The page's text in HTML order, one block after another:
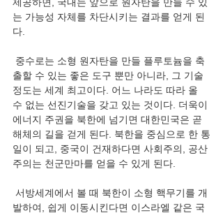
는 가능성 자체를 차단시키는 결과를 얻게 된
다.
출할 수 있는 좋은 도구 뿐만 아니라, 그 기술
정도는 세계 최고이다. 어느 나라도 따라 올
수 없는 선진기술을 갖고 있는 것이다. 더욱이
에너지 주권을 북한에 넘기면 대한민국은 곧
해체의 길을 걷게 된다. 북한을 중심으로 한 통
일이 되고, 중국이 건재하다면 사회주의, 공산
주의는 천군만마를 얻을 수 있게 된다.
발하여, 쉽게 이동시킨다면 이스라엘 같은 국